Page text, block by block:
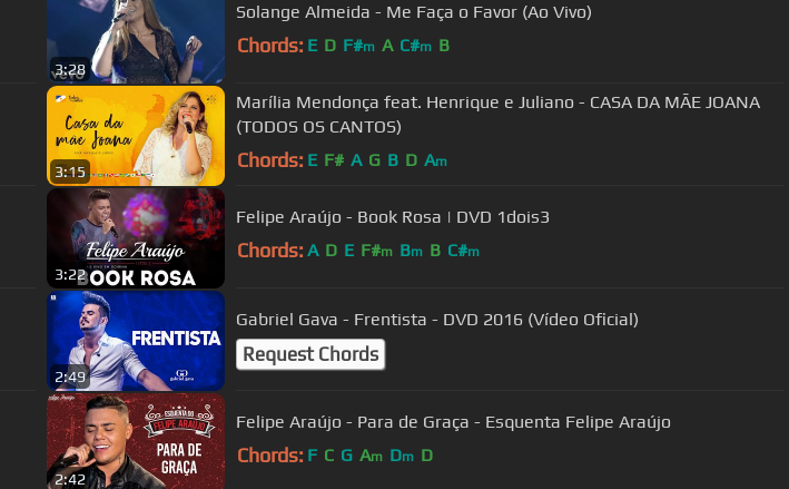
3:28
Solange Almeida - Me Faça o Favor (Ao Vivo)
Chords: E D F#m A C#m B
3:15
Marília Mendonça feat. Henrique e Juliano - CASA DA MÃE JOANA
(TODOS OS CANTOS)
Chords: E F# A G B D Am
3:22
Felipe Araújo - Book Rosa | DVD 1dois3
Chords: A D E F#m Bm B C#m
2:49
Gabriel Gava - Frentista - DVD 2016 (Vídeo Oficial)
Request Chords
2:42
Felipe Araújo - Para de Graça - Esquenta Felipe Araújo
Chords: F C G Am Dm D